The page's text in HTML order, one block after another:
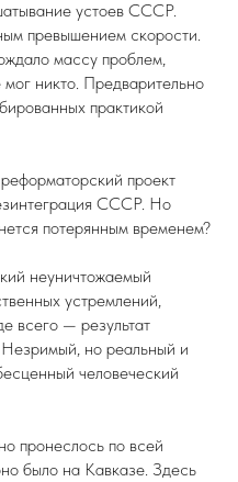
устоев СССР.
превышением скорости.
массу проблем,
никто. Предварительно
практикой
проект
СССР. Но
потерянным временем?
неуничтожаемый
устремлений,
всего — результат
но реальный и
человеческий
пронеслось по всей
было на Кавказе. Здесь